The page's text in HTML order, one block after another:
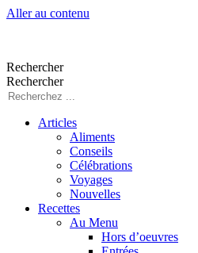
Aller au contenu
Rechercher
Rechercher
Articles
Aliments
Conseils
Célébrations
Voyages
Nouvelles
Recettes
Au Menu
Hors d’oeuvres